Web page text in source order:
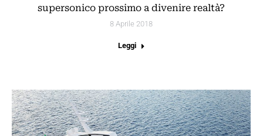
supersonico prossimo a divenire realtà?
8 Aprile 2018
Leggi